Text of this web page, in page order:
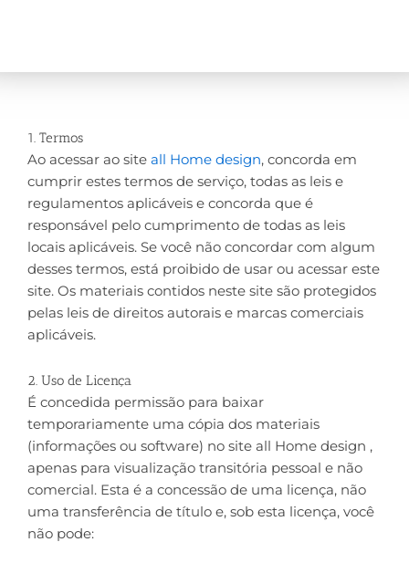
1. Termos
Ao acessar ao site all Home design, concorda em
cumprir estes termos de serviço, todas as leis e
regulamentos aplicáveis ​​e concorda que é
responsável pelo cumprimento de todas as leis
locais aplicáveis. Se você não concordar com algum
desses termos, está proibido de usar ou acessar este
site. Os materiais contidos neste site são protegidos
pelas leis de direitos autorais e marcas comerciais
aplicáveis.
2. Uso de Licença
É concedida permissão para baixar
temporariamente uma cópia dos materiais
(informações ou software) no site all Home design ,
apenas para visualização transitória pessoal e não
comercial. Esta é a concessão de uma licença, não
uma transferência de título e, sob esta licença, você
não pode: